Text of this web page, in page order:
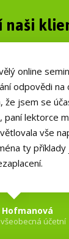
naši
online
odpovědi na
že jsem se
paní lektorce
vše
ty příklady
účetní